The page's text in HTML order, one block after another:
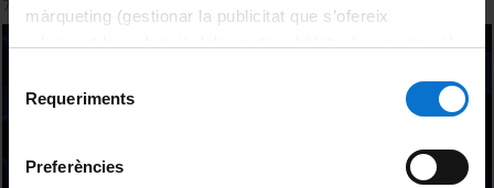
màrqueting (gestionar la publicitat que s’ofereix
consultar laPolítica de galetes del lloc web de la
Requeriments
Preferències